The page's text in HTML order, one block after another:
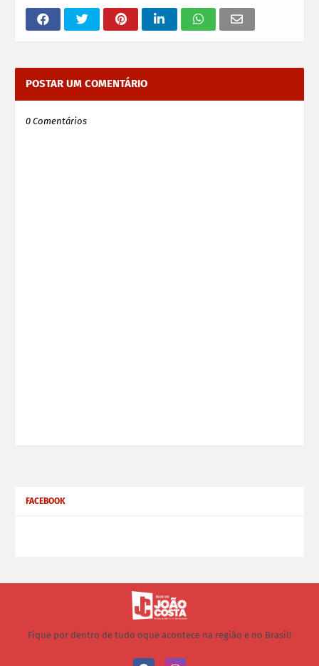
POSTAR UM COMENTÁRIO
0 Comentários
FACEBOOK
Fique por dentro de tudo oque acontece na região e no Brasil!